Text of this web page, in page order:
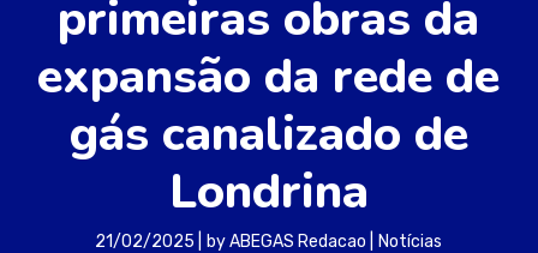
primeiras obras da
expansão da rede de
gás canalizado de
Londrina
21/02/2025 byABEGAS Redacao Notícias